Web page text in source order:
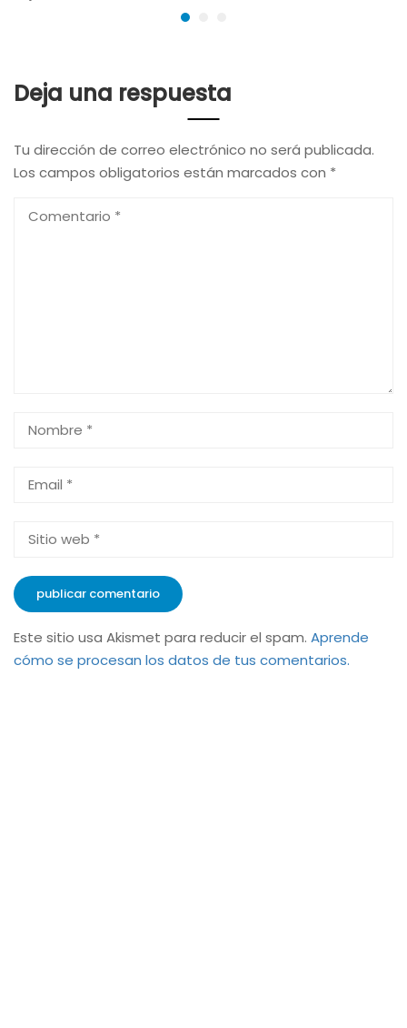
Deja una respuesta
Tu dirección de correo electrónico no será publicada.
Los campos obligatorios están marcados con *
Este sitio usa Akismet para reducir el spam. Aprende
cómo se procesan los datos de tus comentarios.